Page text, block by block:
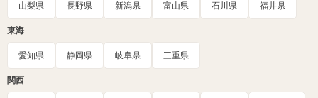
山梨県 長野県 新潟県 富山県 石川県 福井県
東海
愛知県 静岡県 岐阜県 三重県
関西